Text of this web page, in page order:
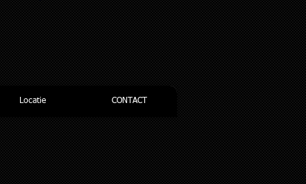
Locatie CONTACT